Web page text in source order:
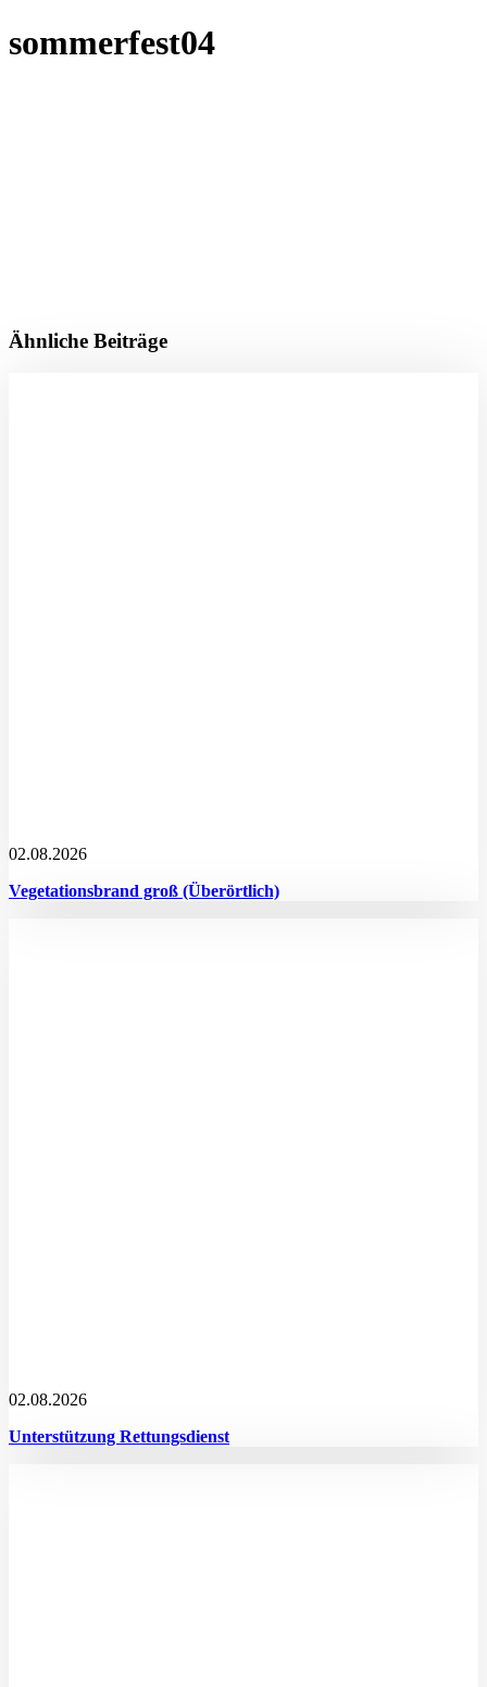
sommerfest04
Ähnliche Beiträge
02.08.2026
Vegetationsbrand groß (Überörtlich)
02.08.2026
Unterstützung Rettungsdienst